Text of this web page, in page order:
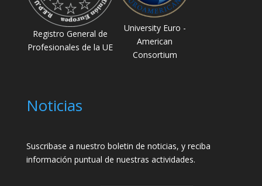
Registro General de
Profesionales de la UE
University Euro -
American
Consortium
Noticias
Suscribase a nuestro boletin de noticias, y reciba
información puntual de nuestras actividades.